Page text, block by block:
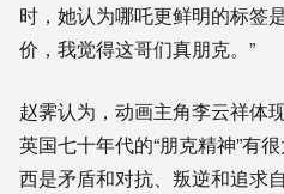
时 ，她认为哪吒更鲜明的标签
价，我觉得这哥们真朋克。”
赵霁认为， 动画主角李云祥体
英国七十年代的“朋克精神”有
西是矛盾和对抗、叛逆和追求